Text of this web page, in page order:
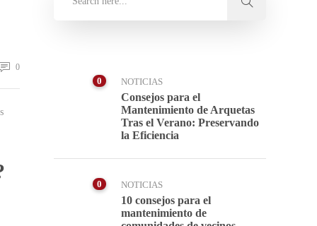
0
0 NOTICIAS
Consejos para el
Mantenimiento de Arquetas
Tras el Verano: Preservando
la Eficiencia
0 NOTICIAS
10 consejos para el
mantenimiento de